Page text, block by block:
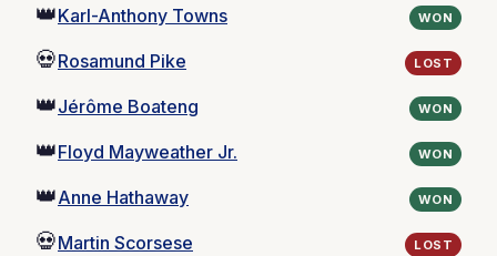
👑Karl-Anthony Towns WON
💀Rosamund Pike LOST
👑Jérôme Boateng WON
👑Floyd Mayweather Jr. WON
👑Anne Hathaway WON
💀Martin Scorsese LOST